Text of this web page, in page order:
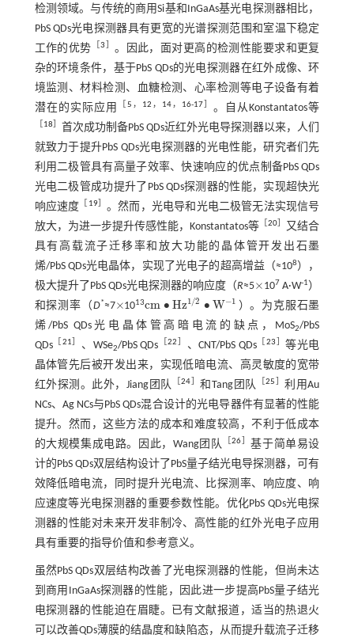
检测领域。与传统的商用Si基和InGaAs基光电探测器相比，
PbS QDs光电探测器具有更宽的光谱探测范围和室温下稳定
工作的优势 ［3
。因此，面对更高的检测性能要求和更复
杂的环境条件，基于PbS QDs的光电探测器在红外成像、环
境监测、材料检测、血糖检测、心率检测等电子设备有着
潜在的实际应用
5 ， 12 ， 14， 16-17 。自从Konstantatos等
18
首次成功制备PbS QDs近红外光电导探测器以来，人们
就致力于提升PbS QDs光电探测器的光电性能，研究者们先
利用二极管具有高量子效率、快速响应的优点制备PbS QDs
光电二极管成功提升了PbS QDs探测器的性能，实现超快光
响应速度
19］ 。然而，光电导和光电二极管无法实现信号
放大，为进一步提升传感性能，Konstantatos等 ［20
又结合
具有高载流子迁移率和放大功能的晶体管开发出石墨
烯/PbS QDs光电晶体，实现了光电子的超高增益（≈108），
极大提升了PbS QDs光电探测器的响应度（R≈5×
× 107 A·W-1）
和探测率（D*≈7×
× 1013cm ∙ Hz1/2 ∙ W−1
cm∙ Hz1/2∙W 1
）。为克服石墨
烯/PbS QDs光电晶体管高暗电流的缺点，MoS2/PbS
QDs［ 21 、WSe2/PbS QDs ［22 、CNT/PbS QDs［23 ］等光电
晶体管先后被开发出来，实现低暗电流、高灵敏度的宽带
红外探测。此外，Jiang团队 ［24 ］和Tang团队 ［25 ］利用Au
NCs、Ag NCs与PbS QDs混合设计的光电导器件有显著的性能
提升。然而，这些方法的成本和难度较高，不利于低成本
的大规模集成电路。因此，Wang团队 ［26
基于简单易设
计的PbS QDs双层结构设计了PbS量子结光电导探测器，可有
效降低暗电流，同时提升光电流、比探测率、响应度、响
应速度等光电探测器的重要参数性能。优化PbS QDs光电探
测器的性能对未来开发非制冷、高性能的红外光电子应用
具有重要的指导价值和参考意义。
虽然PbS QDs双层结构改善了光电探测器的性能，但尚未达
到商用InGaAs探测器的性能，因此进一步提高PbS量子结光
电探测器的性能迫在眉睫。已有文献报道，适当的热退火
可以改善QDs薄膜的结晶度和缺陷态，从而提升载流子迁移